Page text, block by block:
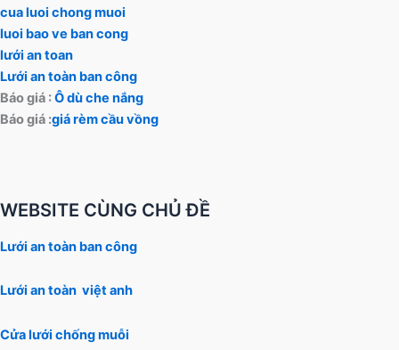
cua luoi chong muoi
luoi bao ve ban cong
lưới an toan
Lưới an toàn ban công
Báo giá :Ô dù che nắng
Báo giá :giá rèm cầu vồng
WEBSITE CÙNG CHỦ ĐỀ
Lưới an toàn ban công
Lưới an toàn việt anh
Cửa lưới chống muỗi